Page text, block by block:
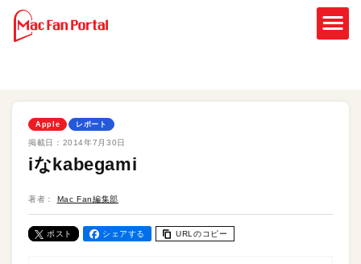
Apple レポート
掲載日： 2014年7月30日
iなkabegami
著者： Mac Fan編集部
ポスト シェアする URLのコピー